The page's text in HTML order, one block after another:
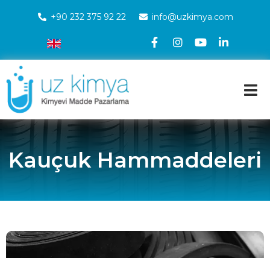
+90 232 375 92 22 info@uzkimya.com
Kauçuk Hammaddeleri